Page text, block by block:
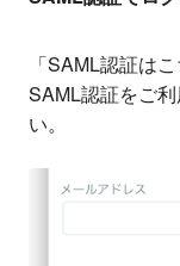
「SAML認証は
SAML認証をご
い。